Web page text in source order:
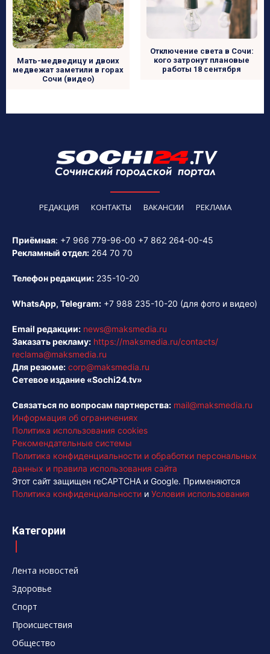
Мать-медведицу и двоих
медвежат заметили в горах
Сочи (видео)
Отключение света в Сочи:
кого затронут плановые
работы 18 сентября
РЕДАКЦИЯ КОНТАКТЫ ВАКАНСИИ РЕКЛАМА
Приёмная: +7 966 779-96-00 +7 862 264-00-45
Рекламный отдел: 264 70 70
Телефон редакции: 235-10-20
WhatsApp, Telegram: +7 988 235-10-20 (для фото и видео)
Email редакции: news@maksmedia.ru
Заказать рекламу: https://maksmedia.ru/contacts/
reclama@maksmedia.ru
Для резюме: corp@maksmedia.ru
Сетевое издание «Sochi24.tv»
Связаться по вопросам партнерства: mail@maksmedia.ru
Информация об ограничениях
Политика использования cookies
Рекомендательные системы
Политика конфиденциальности и обработки персональных
данных и правила использования сайта
Этот сайт защищен reCAPTCHA и Google. Применяются
Политика конфиденциальности и Условия использования
Категории
Лента новостей
Здоровье
Спорт
Происшествия
Общество